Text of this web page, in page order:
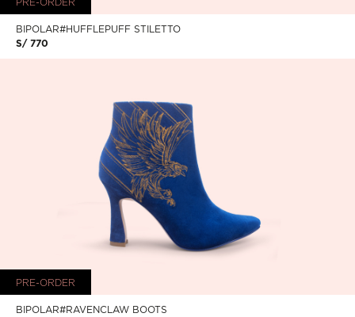
BIPOLAR#HUFFLEPUFF STILETTO
S/ 770
PRE-ORDER
BIPOLAR#RAVENCLAW BOOTS
S/ 850